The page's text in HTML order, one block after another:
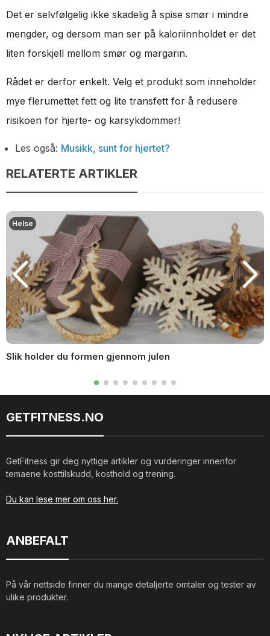
Det er selvfølgelig ikke skadelig å spise smør i mindre
mengder, og dersom man ser på kaloriinnholdet er det
liten forskjell mellom smør og margarin.
Rådet er derfor enkelt. Velg et produkt som inneholder
mye flerumettet fett og lite transfett for å redusere
risikoen for hjerte- og karsykdommer!
Les også: Musikk, sunt for hjertet?
RELATERTE ARTIKLER
Slik holder du formen gjennom julen
Helse
GETFITNESS.NO
GetFitness gir deg nyttige artikler og vurderinger innenfor
temaene kosttilskudd, kosthold og trening.
Du kan lese mer om oss her.
ANBEFALT
På vår nettside finner du mange detaljerte omtaler og tester av
ulike produkter.